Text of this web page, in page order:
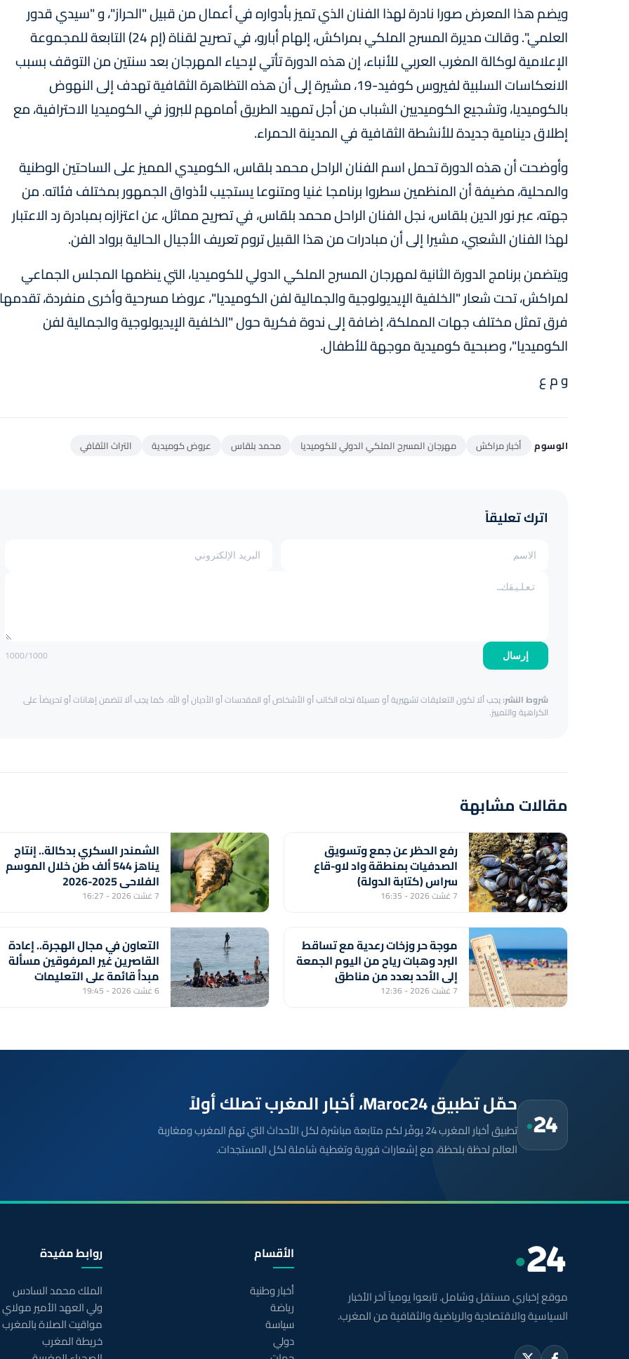
ويضم هذا المعرض صورا نادرة لهذا الفنان الذي تميز بأدواره في أعمال من قبيل "الحراز"، و "سيدي قدور
العلمي". وقالت مديرة المسرح الملكي بمراكش، إلهام أبارو، في تصريح لقناة (إم 24) التابعة للمجموعة
الإعلامية لوكالة المغرب العربي للأنباء، إن هذه الدورة تأتي لإحياء المهرجان بعد سنتين من التوقف بسبب
الانعكاسات السلبية لفيروس كوفيد-19، مشيرة إلى أن هذه التظاهرة الثقافية تهدف إلى النهوض
بالكوميديا، وتشجيع الكوميديين الشباب من أجل تمهيد الطريق أمامهم للبروز في الكوميديا الاحترافية، مع
إطلاق دينامية جديدة للأنشطة الثقافية في المدينة الحمراء.
وأوضحت أن هذه الدورة تحمل اسم الفنان الراحل محمد بلقاس، الكوميدي المميز على الساحتين الوطنية
والمحلية، مضيفة أن المنظمين سطروا برنامجا غنيا ومتنوعا يستجيب لأذواق الجمهور بمختلف فئاته. من
جهته، عبر نور الدين بلقاس، نجل الفنان الراحل محمد بلقاس، في تصريح مماثل، عن اعتزازه بمبادرة رد الاعتبار
لهذا الفنان الشعبي، مشيرا إلى أن مبادرات من هذا القبيل تروم تعريف الأجيال الحالية برواد الفن.
ويتضمن برنامج الدورة الثانية لمهرجان المسرح الملكي الدولي للكوميديا، التي ينظمها المجلس الجماعي
لمراكش، تحت شعار "الخلفية الإيديولوجية والجمالية لفن الكوميديا"، عروضا مسرحية وأخرى منفردة، تقدمها
فرق تمثل مختلف جهات المملكة، إضافة إلى ندوة فكرية حول "الخلفية الإيديولوجية والجمالية لفن
الكوميديا"، وصبحية كوميدية موجهة للأطفال.
و م ع
الوسوم أخبار مراكش مهرجان المسرح الملكي الدولي للكوميديا محمد بلقاس عروض كوميدية التراث الثقافي
اترك تعليقاً
إرسال 1000/1000
شروط النشر:يجب ألا تكون التعليقات تشهيرية أو مسيئة تجاه الكاتب أو الأشخاص أو المقدسات أو الأديان أو الله. كما يجب ألا تتضمن إهانات أو تحريضاً على
الكراهية والتمييز.
مقالات مشابهة
رفع الحظر عن جمع وتسويق
الصدفيات بمنطقة واد لاو-قاع
سراس (كتابة الدولة)
7 غشت 2026 - 16:35
الشمندر السكري بدكالة.. إنتاج
يناهز 544 ألف طن خلال الموسم
الفلاحي 2025-2026
7 غشت 2026 - 16:27
موجة حر وزخات رعدية مع تساقط
البرد وهبات رياح من اليوم الجمعة
إلى الأحد بعدد من مناطق
المملكة (نشرة إنذارية)
7 غشت 2026 - 12:36
التعاون في مجال الهجرة.. إعادة
القاصرين غير المرفوقين مسألة
مبدأ قائمة على التعليمات
الملكية السامية (مصدر
6 غشت 2026 - 19:45
حمّل تطبيق Maroc24، أخبار المغرب تصلك أولاً
تطبيق أخبار المغرب 24 يوفّر لكم متابعة مباشرة لكل الأحداث التي تهمّ المغرب ومغاربة
العالم لحظة بلحظة، مع إشعارات فورية وتغطية شاملة لكل المستجدات.
موقع إخباري مستقل وشامل. تابعوا يومياً آخر الأخبار
السياسية والاقتصادية والرياضية والثقافية من المغرب.
الأقسام
أخبار وطنية
رياضة
سياسة
دولي
روابط مفيدة
الملك محمد السادس
ولي العهد الأمير
مواقيت الصلاة بالمغرب
خريطة المغرب